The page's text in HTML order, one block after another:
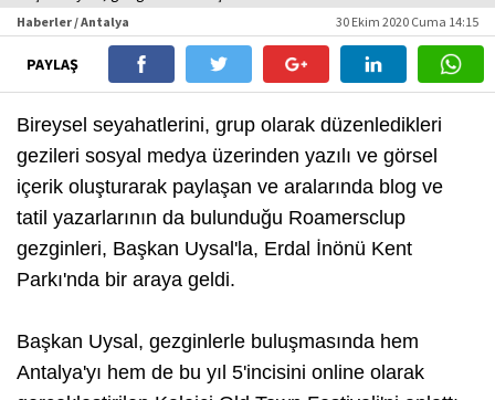
Haberler / Antalya 30 Ekim 2020 Cuma 14:15
PAYLAŞ
Bireysel seyahatlerini, grup olarak düzenledikleri
gezileri sosyal medya üzerinden yazılı ve görsel
içerik oluşturarak paylaşan ve aralarında blog ve
tatil yazarlarının da bulunduğu Roamersclup
gezginleri, Başkan Uysal'la, Erdal İnönü Kent
Parkı'nda bir araya geldi.
Başkan Uysal, gezginlerle buluşmasında hem
Antalya'yı hem de bu yıl 5'incisini online olarak